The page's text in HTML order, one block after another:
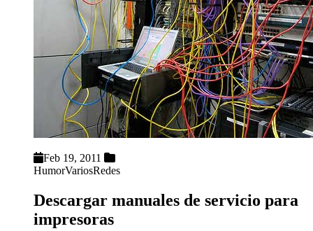
Feb 19, 2011
HumorVariosRedes
Descargar manuales de servicio para
impresoras